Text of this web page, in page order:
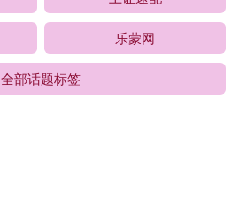
乐蒙网
全部话题标签